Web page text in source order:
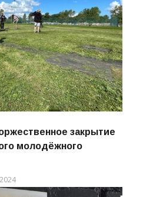
закрытие
молодёжного